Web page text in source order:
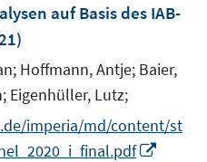
auf Basis des IAB-
Hoffmann, Antje; Baier,
Eigenhüller, Lutz;
imperia/md/content/st